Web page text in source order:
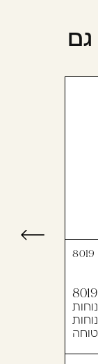
גם
האייקון של הכיסאות דגם 8019